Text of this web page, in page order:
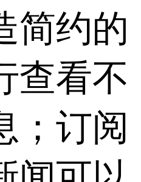
简约的
查看不
；订阅